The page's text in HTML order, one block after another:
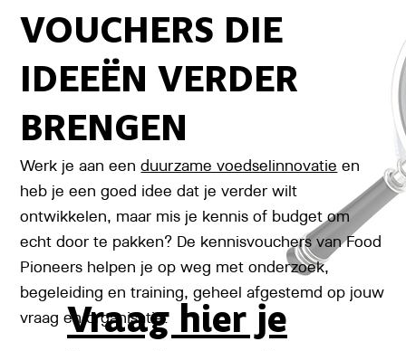
VOUCHERS DIE
IDEEËN VERDER
BRENGEN
Werk je aan eenduurzame voedselinnovatie en
heb je een goed idee dat je verder wilt
ontwikkelen, maar mis je kennis of budget om
echt door te pakken? De kennisvouchers van Food
Pioneers helpen je op weg met onderzoek,
begeleiding en training, geheel afgestemd op jouw
vraag en organisatie.
Vraag hier je